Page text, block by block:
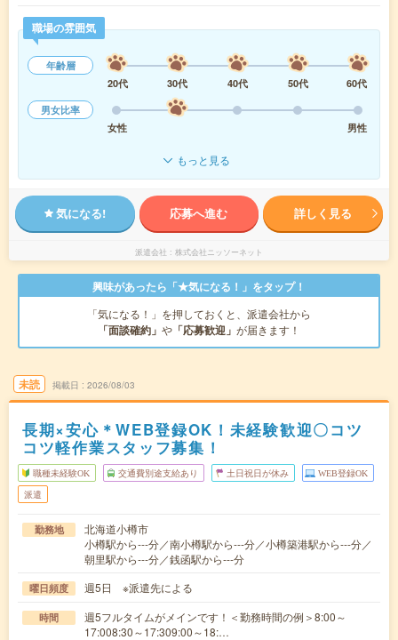
職場の雰囲気
年齢層
20代
30代 40代 50代
60代
男女比率
女性
男性
もっと見る
気になる! 応募へ進む 詳しく見る
派遣会社 株式会社ニッソーネット
興味があったら「★気になる！」をタップ！
「気になる！」を押しておくと、派遣会社から
「面談確約」 や 「応募歓迎」 が届きます！
未読 掲載日 2026/08/03
長期×安心＊WEB登録OK！未経験歓迎〇コツ
コツ軽作業スタッフ募集！
職種未経験OK 交通費別途支給あり 土日祝日が休み WEB登録OK
派遣
勤務地
北海道小樽市
小樽駅から---分／南小樽駅から---分／小樽築港駅から---分／
朝里駅から---分／銭函駅から---分
曜日頻度 週5日 ※派遣先による
時間
週5フルタイムがメインです！＜勤務時間の例＞8:00～
17:008:30～17:309:00～18:…